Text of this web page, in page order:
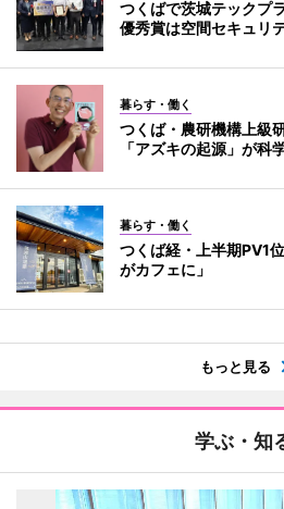
つくばで茨城テック
優秀賞は空間セキュリ
暮らす・働く
つくば・農研機構上級
「アズキの起源」が科
暮らす・働く
つくば経・上半期PV1
がカフェに」
もっと見る
学ぶ・知